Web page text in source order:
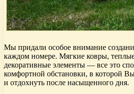
Мы придали особое внимание
каждом номере. Мягкие ковры,
декоративные элементы — все это
комфортной обстановки, в которой
и отдохнуть после насыщенного дня.